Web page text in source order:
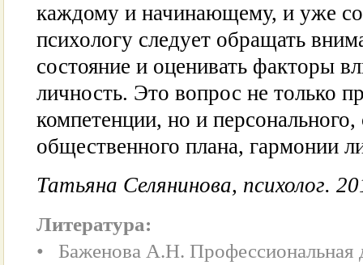
каждому и начинающему, и уже
психологу следует обращать
состояние и оценивать факторы
личность. Это вопрос не только
компетенции, но и персонального,
общественного плана, гармонии
Татьяна Селянинова, психолог.
Литература:
• Баженова А.Н. Профессиональная